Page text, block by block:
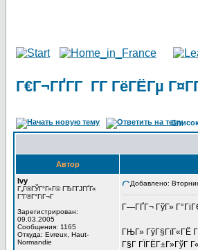
Г€Г¬ГҐГ­Г Г­Г ГёГЁГµ
Список
Автор
Ivy
Г„Г®ГЎГ°Г»Г© ГЂГ­ГЈГҐГ«
Г”Г®Г°ГіГ¬Г
Зарегистрирован:
09.03.2005
Сообщения: 1165
Откуда: Evreux, Haut-
Normandie
Добавлено:
Г—ГҐГ¬ ГўГ»
ГЊГ» ГўГ§ГїГ«ГЁ
Г§Г ГЇГЁГ±Г»ГўГ